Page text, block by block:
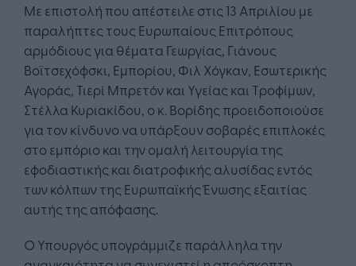
Με επιστολή που απέστειλε στις 13 Απριλίου με
παραλήπτες τους Ευρωπαίους Επιτρόπους
αρμόδιους για θέματα Γεωργίας, Γιάνους
Βοϊτσεχόφσκι, Εμπορίου, Φιλ Χόγκαν, Εσωτερικής
Αγοράς, Τιερί Μπρετόν και Υγείας και Τροφίμων,
Στέλλα Κυριακίδου, ο κ. Βορίδης προειδοποιούσε
για τον κίνδυνο να υπάρξουν σοβαρές επιπλοκές
στο εμπόριο και την ομαλή λειτουργία της
εφοδιαστικής και διατροφικής αλυσίδας εντός
των κόλπων της Ευρωπαϊκής Ένωσης εξαιτίας
αυτής της απόφασης.
Ο Υπουργός υπογράμμιζε παράλληλα την